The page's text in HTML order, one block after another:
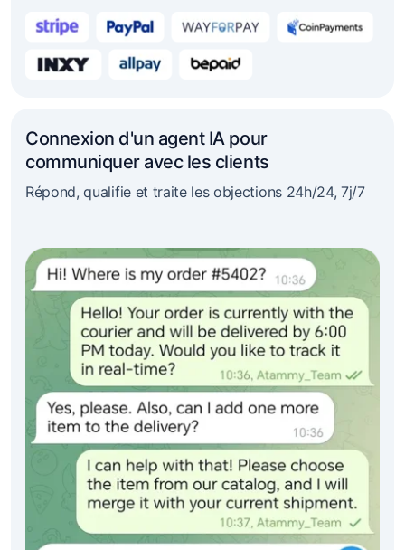
Connexion d'un agent IA pour
communiquer avec les clients
Répond, qualifie et traite les objections 24h/24, 7j/7